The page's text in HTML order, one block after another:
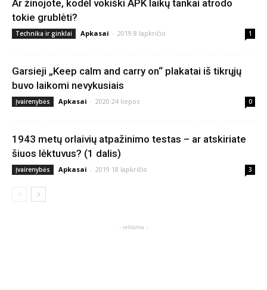
Ar žinojote, kodėl vokiški APK laikų tankai atrodo
tokie grublėti?
Technika ir ginklai Apkasai - 2019 8 lapkričio 1
Garsieji „Keep calm and carry on“ plakatai iš tikrųjų
buvo laikomi nevykusiais
Įvairenybės Apkasai - 2020 24 liepos 0
1943 metų orlaivių atpažinimo testas – ar atskiriate
šiuos lėktuvus? (1 dalis)
Įvairenybės Apkasai - 2019 18 lapkričio 3
- reklama -